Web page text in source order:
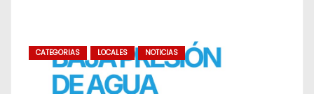
CATEGORIAS LOCALES NOTICIAS